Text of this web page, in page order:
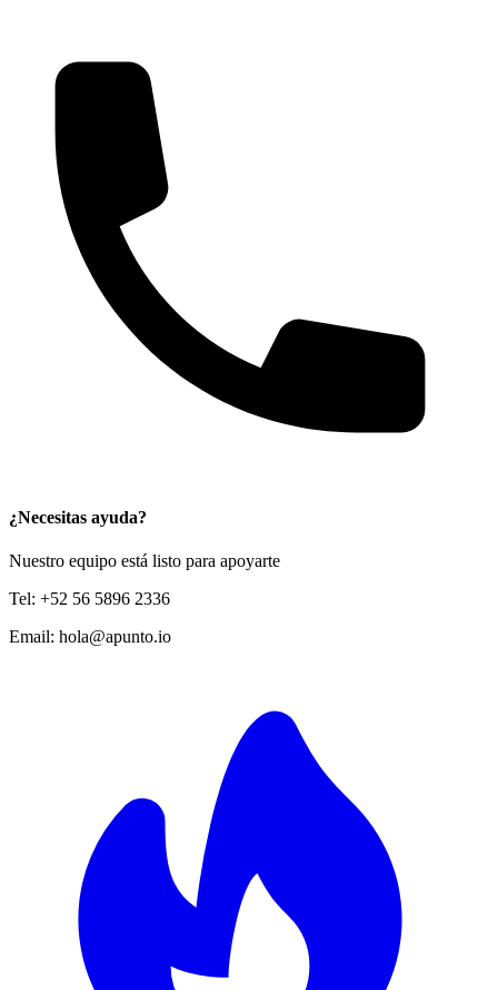
¿Necesitas ayuda?
Nuestro equipo está listo para apoyarte
Tel: +52 56 5896 2336
Email: hola@apunto.io